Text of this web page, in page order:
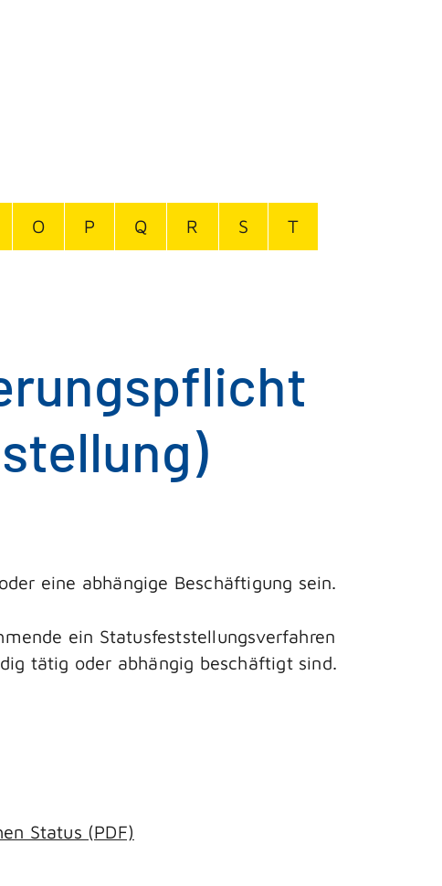
O P Q R S T
eine abhängige Beschäftigung sein.
ein Statusfeststellungsverfahren
tätig oder abhängig beschäftigt sind.
Status (PDF)